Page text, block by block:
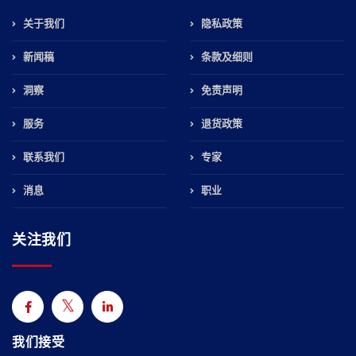
关于我们
新闻稿
洞察
服务
联系我们
消息
隐私政策
条款及细则
免责声明
退货政策
专家
职业
关注我们
我们接受